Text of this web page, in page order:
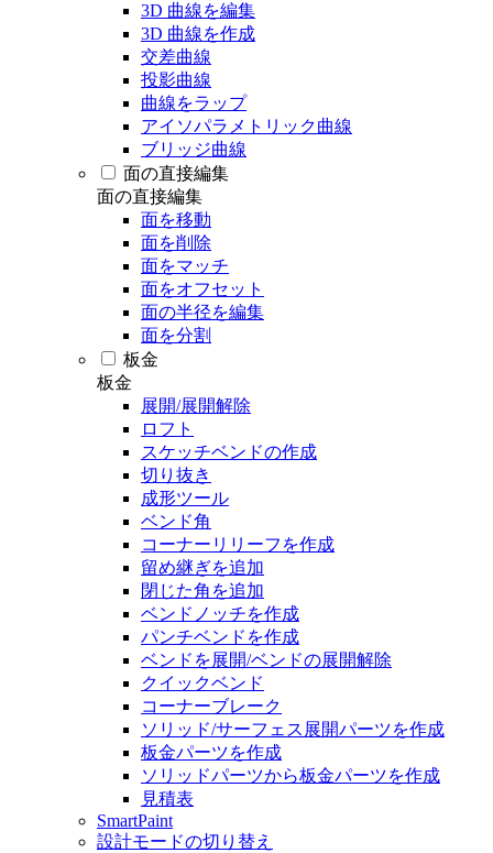
3D 曲線を編集
3D 曲線を作成
交差曲線
投影曲線
曲線をラップ
アイソパラメトリック曲線
ブリッジ曲線
面の直接編集
面の直接編集
面を移動
面を削除
面をマッチ
面をオフセット
面の半径を編集
面を分割
板金
板金
展開/展開解除
ロフト
スケッチベンドの作成
切り抜き
成形ツール
ベンド角
コーナーリリーフを作成
留め継ぎを追加
閉じた角を追加
ベンドノッチを作成
パンチベンドを作成
ベンドを展開/ベンドの展開解除
クイックベンド
コーナーブレーク
ソリッド/サーフェス展開パーツを作成
板金パーツを作成
ソリッドパーツから板金パーツを作成
見積表
SmartPaint
設計モードの切り替え